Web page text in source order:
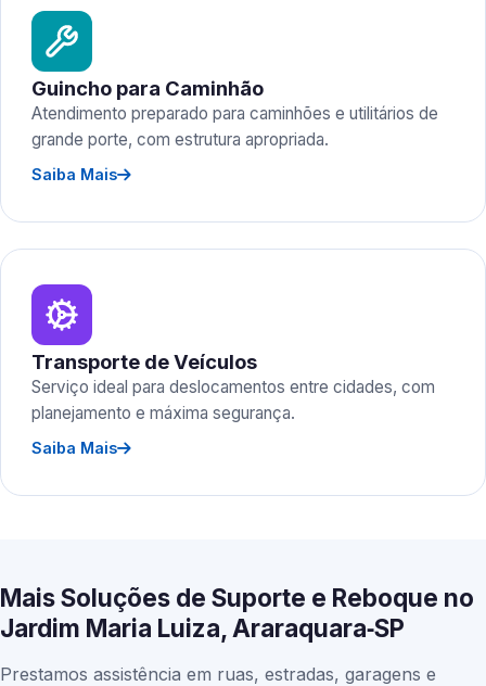
Guincho para Caminhão
Atendimento preparado para caminhões e utilitários de
grande porte, com estrutura apropriada.
Saiba Mais
Transporte de Veículos
Serviço ideal para deslocamentos entre cidades, com
planejamento e máxima segurança.
Saiba Mais
Mais Soluções de Suporte e Reboque no
Jardim Maria Luiza, Araraquara‑SP
Prestamos assistência em ruas, estradas, garagens e